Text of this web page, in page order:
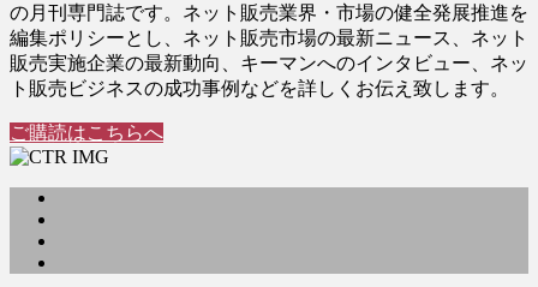
の月刊専門誌です。ネット販売業界・市場の健全発展推進を
編集ポリシーとし、ネット販売市場の最新ニュース、ネット
販売実施企業の最新動向、キーマンへのインタビュー、ネッ
ト販売ビジネスの成功事例などを詳しくお伝え致します。
ご購読はこちらへ